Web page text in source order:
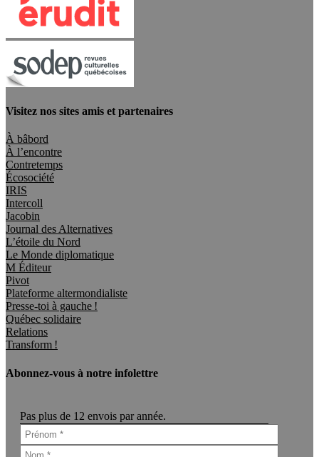
Visitez nos sites amis et partenaires
À bâbord
À l’encontre
Contretemps
Écosociété
IRIS
Intercoll
Jacobin
Journal des Alternatives
L’étoile du Nord
Le Monde diplomatique
M Éditeur
Pivot
Plateforme altermondialiste
Presse-toi à gauche !
Québec solidaire
Relations
Transform !
Abonnez-vous à notre infolettre
Pas plus de 12 envois par année.